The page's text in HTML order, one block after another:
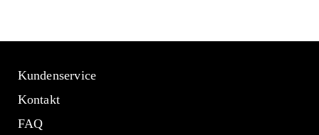
Kundenservice
Kontakt
FAQ